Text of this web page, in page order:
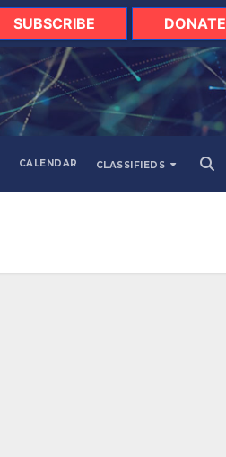
SUBSCRIBE DONATE
CALENDAR CLASSIFIEDS